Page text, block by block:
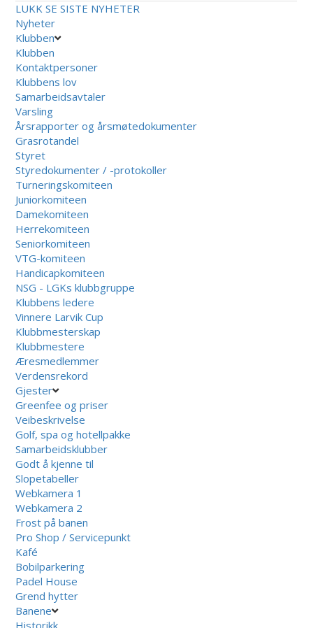
LUKK SE SISTE NYHETER
Nyheter
Klubben
Klubben
Kontaktpersoner
Klubbens lov
Samarbeidsavtaler
Varsling
Årsrapporter og årsmøtedokumenter
Grasrotandel
Styret
Styredokumenter / -protokoller
Turneringskomiteen
Juniorkomiteen
Damekomiteen
Herrekomiteen
Seniorkomiteen
VTG-komiteen
Handicapkomiteen
NSG - LGKs klubbgruppe
Klubbens ledere
Vinnere Larvik Cup
Klubbmesterskap
Klubbmestere
Æresmedlemmer
Verdensrekord
Gjester
Greenfee og priser
Veibeskrivelse
Golf, spa og hotellpakke
Samarbeidsklubber
Godt å kjenne til
Slopetabeller
Webkamera 1
Webkamera 2
Frost på banen
Pro Shop / Servicepunkt
Kafé
Bobilparkering
Padel House
Grend hytter
Banene
Historikk